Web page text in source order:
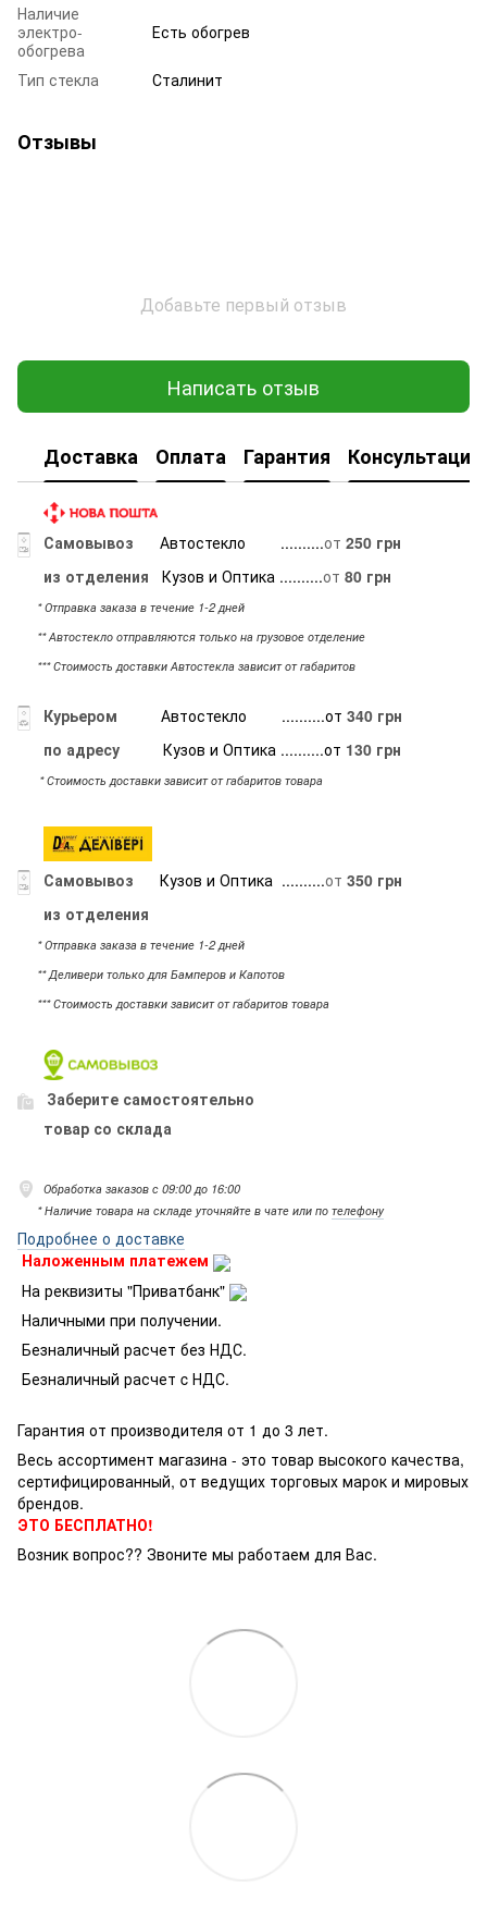
Наличие
электро-
обогрева
Есть обогрев
Тип стекла Сталинит
Отзывы
Добавьте первый отзыв
Написать отзыв
Доставка Оплата Гарантия Консультация
Самовывоз Автостекло ..........от 250 грн
из отделения Кузов и Оптика ..........от 80 грн
* Отправка заказа в течение 1-2 дней
** Автостекло отправляются только на грузовое отделение
*** Стоимость доставки Автостекла зависит от габаритов
Курьером Автостекло ..........от 340 грн
по адресу
Кузов и Оптика ..........от 130 грн
* Стоимость доставки зависит от габаритов товара
Самовывоз Кузов и Оптика ..........от 350 грн
из отделения
* Отправка заказа в течение 1-2 дней
** Деливери только для Бамперов и Капотов
*** Стоимость доставки зависит от габаритов товара
Заберите самостоятельно
товар со склада
Обработка заказов с 09:00 до 16:00
* Наличие товара на складе уточняйте в чате или по телефону
Подробнее о доставке
Наложенным платежем
На реквизиты "Приватбанк"
Наличными при получении.
Безналичный расчет без НДС.
Безналичный расчет c НДС.
Гарантия от производителя от 1 до 3 лет.
Весь ассортимент магазина - это товар высокого качества,
сертифицированный, от ведущих торговых марок и мировых
брендов.
ЭТО БЕСПЛАТНО!
Возник вопрос?? Звоните мы работаем для Вас.